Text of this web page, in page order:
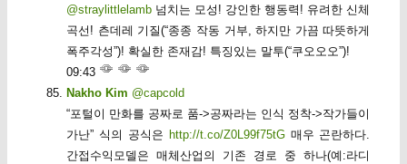
@straylittlelamb 넘치는 모성! 강인한 행동력! 유려한 신체
곡선! 츤데레 기질(“종종 작동 거부, 하지만 가끔 따뜻하게
폭주각성”)! 확실한 존재감! 특징있는 말투(“쿠오오오”)!
09:43
Nakho Kim @capcold
“포털이 만화를 공짜로 품->공짜라는 인식 정착->작가들이
가난” 식의 공식은 http://t.co/Z0L99f75tG매우 곤란하다.
간접수익모델은 매체산업의 기존 경로 중 하나(예:라디